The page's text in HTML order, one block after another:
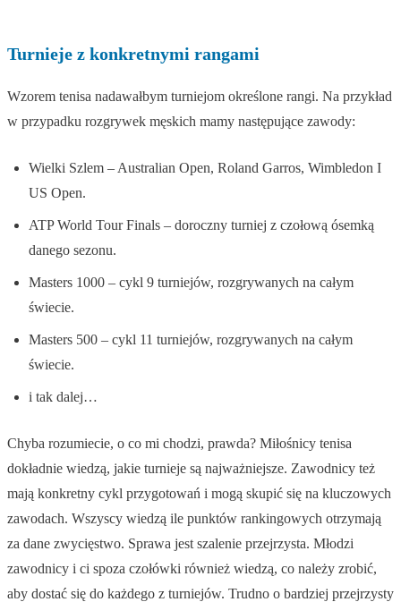
Turnieje z konkretnymi rangami
Wzorem tenisa nadawałbym turniejom określone rangi. Na przykład
w przypadku rozgrywek męskich mamy następujące zawody:
Wielki Szlem – Australian Open, Roland Garros, Wimbledon I
US Open.
ATP World Tour Finals – doroczny turniej z czołową ósemką
danego sezonu.
Masters 1000 – cykl 9 turniejów, rozgrywanych na całym
świecie.
Masters 500 – cykl 11 turniejów, rozgrywanych na całym
świecie.
i tak dalej…
Chyba rozumiecie, o co mi chodzi, prawda? Miłośnicy tenisa
dokładnie wiedzą, jakie turnieje są najważniejsze. Zawodnicy też
mają konkretny cykl przygotowań i mogą skupić się na kluczowych
zawodach. Wszyscy wiedzą ile punktów rankingowych otrzymają
za dane zwycięstwo. Sprawa jest szalenie przejrzysta. Młodzi
zawodnicy i ci spoza czołówki również wiedzą, co należy zrobić,
aby dostać się do każdego z turniejów. Trudno o bardziej przejrzysty